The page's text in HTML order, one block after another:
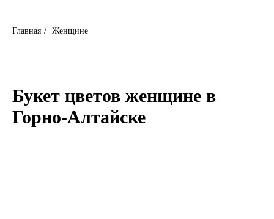
Главная / Женщине
Букет цветов женщине в
Горно-Алтайске